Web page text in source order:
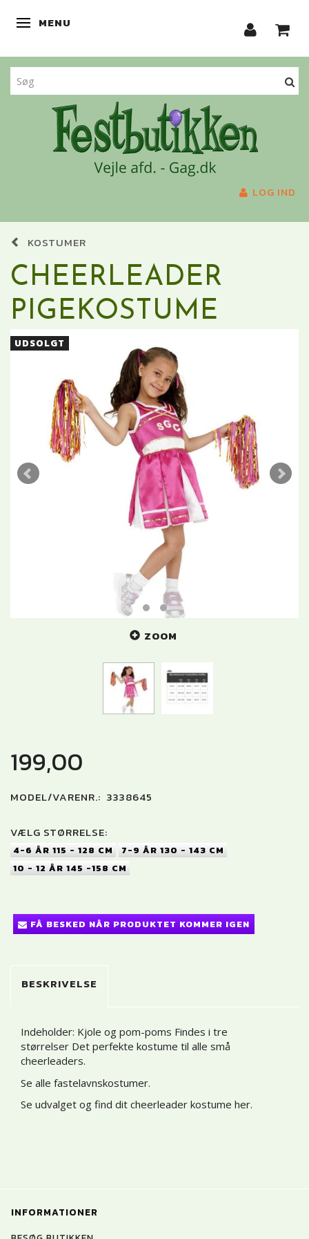
SKIFTE NAVIGATION
MENU
LOG IND
KOSTUMER
CHEERLEADER
PIGEKOSTUME
UDSOLGT
ZOOM
199,00
MODEL/VARENR.: 3338645
VÆLG STØRRELSE:
4-6 ÅR 115 - 128 CM
7-9 ÅR 130 - 143 CM
10 - 12 ÅR 145 -158 CM
FÅ BESKED NÅR PRODUKTET KOMMER IGEN
BESKRIVELSE
Indeholder: Kjole og pom-poms Findes i tre
størrelser Det perfekte kostume til alle små
cheerleaders.
Se alle fastelavnskostumer.
Se udvalget og find dit cheerleader kostume her.
INFORMATIONER